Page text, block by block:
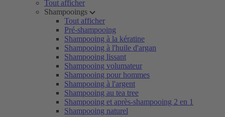
Tout afficher
Shampooings
Tout afficher
Pré-shampooing
Shampooing à la kératine
Shampooing à l'huile d'argan
Shampooing lissant
Shampooing volumateur
Shampooing pour hommes
Shampooing à l'argent
Shampooing au tea tree
Shampooing et après-shampooing 2 en 1
Shampooing naturel